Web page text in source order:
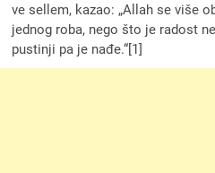
ve sellem, kazao: „Allah se više
jednog roba, nego što je radost
pustinji pa je nađe.“[1]